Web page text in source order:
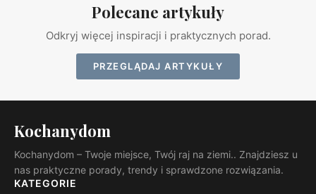
Polecane artykuły
Odkryj więcej inspiracji i praktycznych porad.
PRZEGLĄDAJ ARTYKUŁY
Kochanydom
Kochanydom – Twoje miejsce, Twój raj na ziemi.. Znajdziesz u
nas praktyczne porady, trendy i sprawdzone rozwiązania.
KATEGORIE